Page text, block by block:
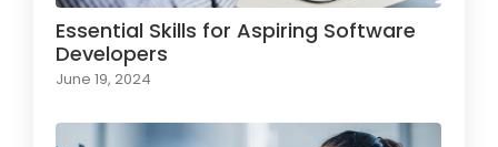
Essential Skills for Aspiring Software
Developers
June 19, 2024